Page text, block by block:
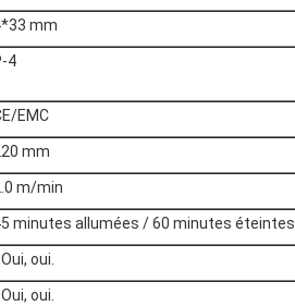
mm
4
EMC
mm
m/min
minutes allumées / 60 minutes éteintes
oui.
oui.